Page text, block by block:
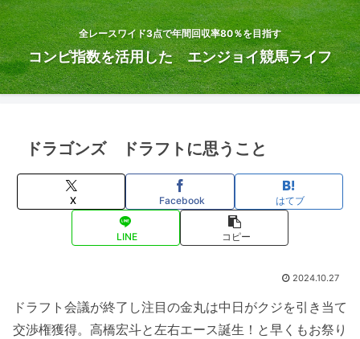
全レースワイド3点で年間回収率80％を目指す
コンピ指数を活用した エンジョイ競馬ライフ
ドラゴンズ ドラフトに思うこと
X Facebook はてブ
LINE コピー
2024.10.27
ドラフト会議が終了し注目の金丸は中日がクジを引き当て
交渉権獲得。高橋宏斗と左右エース誕生！と早くもお祭り